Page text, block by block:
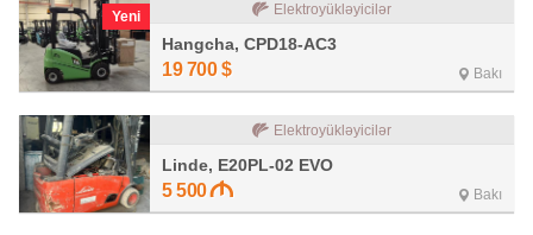
Yeni Elektroyükləyicilər
Hangcha, CPD18-AC3
19 700 $ Bakı
Elektroyükləyicilər
Linde, E20PL-02 EVO
5 500 Bakı